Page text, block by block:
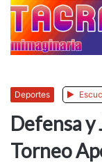
Deportes
Defensa y
Torneo